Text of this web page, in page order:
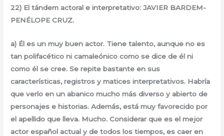
22) El tándem actoral e interpretativo: JAVIER BARDEM-
PENÉLOPE CRUZ.
a) Él es un muy buen actor. Tiene talento, aunque no es
tan polifacético ni camaleónico como se dice de él ni
como él se cree. Se repite bastante en sus
características, registros y matices interpretativos. Habría
que verlo en un abanico mucho más diverso y abierto de
personajes e historias. Además, está muy favorecido por
el apellido que lleva. Mucho. Considerar que es el mejor
actor español actual y de todos los tiempos, es caer en